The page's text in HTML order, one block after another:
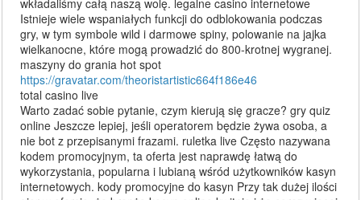
Istnieje wiele wspaniałych funkcji do odblokowania podczas
gry, w tym symbole wild i darmowe spiny, polowanie na jajka
wielkanocne, które mogą prowadzić do 800-krotnej wygranej.
maszyny do grania hot spot
https://gravatar.com/theoristartistic664f186e46
total casino live
Warto zadać sobie pytanie, czym kierują się gracze? gry quiz
online Jeszcze lepiej, jeśli operatorem będzie żywa osoba, a
nie bot z przepisanymi frazami. ruletka live Często nazywana
kodem promocyjnym, ta oferta jest naprawdę łatwą do
wykorzystania, popularna i lubianą wśród użytkowników kasyn
internetowych. kody promocyjne do kasyn Przy tak dużej ilości